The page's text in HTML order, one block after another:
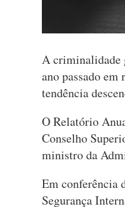
A criminalidade
ano passado
tendência
O Relatório
Conselho
ministro da
Em conferência
Segurança